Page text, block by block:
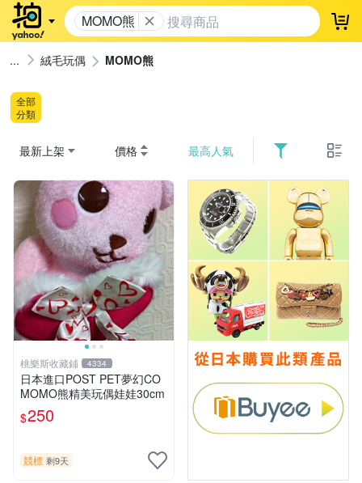
MOMO熊 登
絨毛玩偶 MOMO熊
全部
分類
最新上架 價格 最高人氣
桃樂斯收藏鋪 4334
日本進口POST PET夢幻CO
MOMO熊精美玩偶娃娃30cm
$250
競標 剩9天